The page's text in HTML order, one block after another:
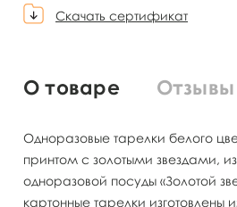
Скачать сертификат
О товаре Отзывы
Одноразовые тарелки белого
принтом с золотыми звездами,
одноразовой посуды «Золотой
картонные тарелки изготовлены